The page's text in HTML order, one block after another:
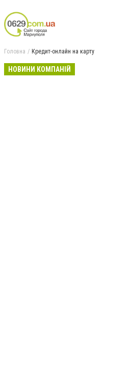
Головна Кредит-онлайн на карту
НОВИНИ КОМПАНІЙ